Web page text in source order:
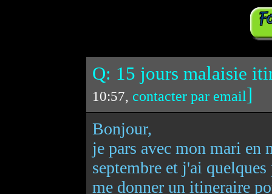
Q: 15 jours malaisie
10:57, contacter par email]
Bonjour,
je pars avec mon mari
septembre et j'ai
me donner un itineraire